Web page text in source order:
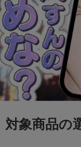
対象商品の